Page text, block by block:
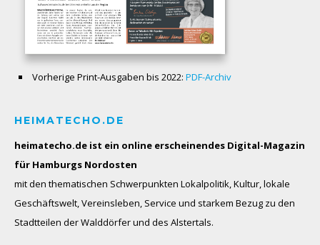
Vorherige Print-Ausgaben bis 2022: PDF-Archiv
HEIMATECHO.DE
heimatecho.de ist ein online erscheinendes Digital-Magazin
für Hamburgs Nordosten
mit den thematischen Schwerpunkten Lokalpolitik, Kultur, lokale
Geschäftswelt, Vereinsleben, Service und starkem Bezug zu den
Stadtteilen der Walddörfer und des Alstertals.